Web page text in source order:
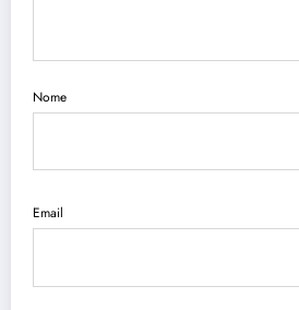
Nome
Email